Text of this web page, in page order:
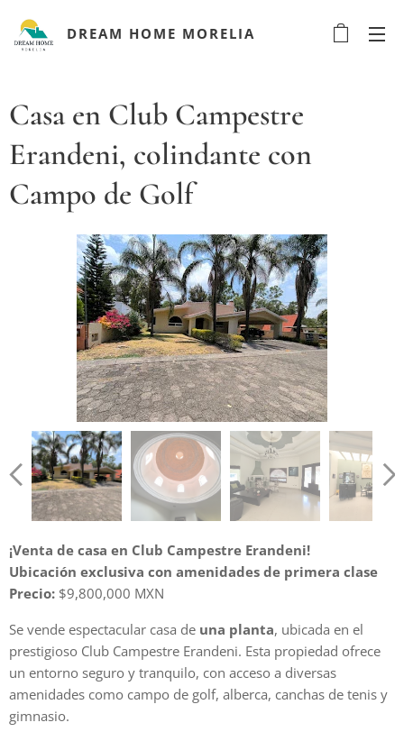
DREAM HOME MORELIA
Casa en Club Campestre
Erandeni, colindante con
Campo de Golf
¡Venta de casa en Club Campestre Erandeni!
Ubicación exclusiva con amenidades de primera clase
Precio: $9,800,000 MXN
Se vende espectacular casa de una planta, ubicada en el
prestigioso Club Campestre Erandeni. Esta propiedad ofrece
un entorno seguro y tranquilo, con acceso a diversas
amenidades como campo de golf, alberca, canchas de tenis y
gimnasio.